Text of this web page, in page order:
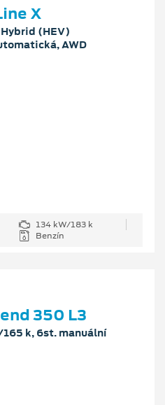
X
(HEV)
AWD
134 kW/183 k
Benzín
350 L3
165 k, 6st. manuální